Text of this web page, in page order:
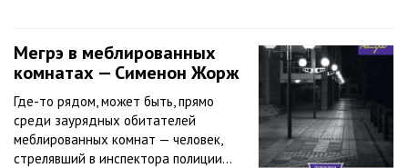
Мегрэ в меблированных
комнатах — Сименон Жорж
Где-то рядом, может быть, прямо
среди заурядных обитателей
меблированных комнат — человек,
стрелявший в инспектора полиции…